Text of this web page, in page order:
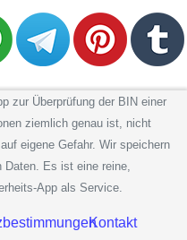
zur Überprüfung der BIN einer
ziemlich genau ist, nicht
eigene Gefahr. Wir speichern
Daten. Es ist eine reine,
App als Service.
Kontakt